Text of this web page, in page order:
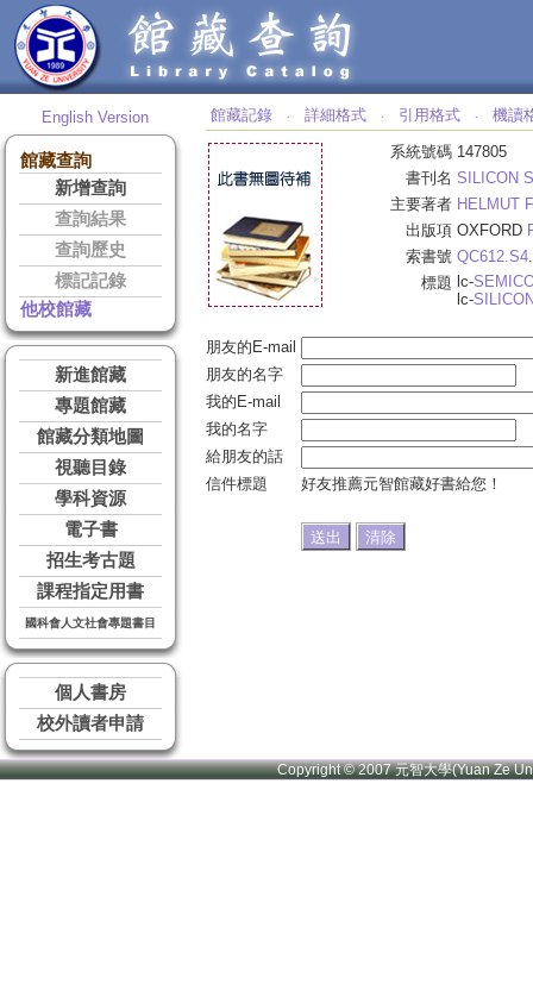
English Version
館藏查詢
新增查詢
查詢結果
查詢歷史
標記記錄
他校館藏
新進館藏
專題館藏
館藏分類地圖
視聽目錄
學科資源
電子書
招生考古題
課程指定用書
國科會人文社會專題書目
個人書房
校外讀者申請
館藏記錄 ‧ 詳細格式 ‧ 引用格式 ‧ 機讀
系統號碼 147805
書刊名 SILICON
主要著者 HELMUT
出版項 OXFORD
索書號 QC612.S4
標題 lc-
lc-
朋友的E-mail
朋友的名字
我的E-mail
我的名字
給朋友的話
信件標題
好友推薦元智館藏好書給您！
Copyright © 2007 元智大學(Yuan Ze